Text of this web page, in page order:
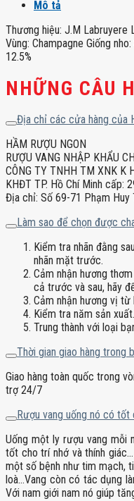
Mô tả
Thương hiệu: J.M Labruyere
Vùng: Champagne Giống
12.5%
NHỮNG CÂU
Địa chỉ các cửa hàng của
HẦM RƯỢU NGON
RƯỢU VANG NHẬP KHẨU
CÔNG TY TNHH TM XNK K
KHĐT TP. Hồ Chí Minh cấp:
Địa chỉ: Số 69-71 Phạm Huy
Làm sao để chọn được
Kiểm tra nhãn đằng
nhãn mặt trước.
Cảm nhận hương
cả trước và sau, hãy
Cảm nhận hương vị từ
Kiểm tra năm sản xuất.
Trung thành với loại
Thời gian giao hàng trong
Giao hàng toàn quốc trong
trợ 24/7
Rượu vang uống nó có
Uống một ly rượu vang mỗi
tốt cho trí nhớ và thính
một số bệnh như tim mạch,
loà…Vang còn có tác dụng
Với nam giới nam nó giúp